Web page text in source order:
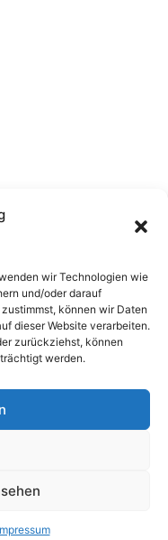
wir Technologien wie
und/oder darauf
können wir Daten
dieser Website verarbeiten.
zurückziehst, können
werden.
a company of